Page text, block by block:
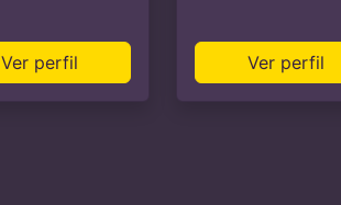
Ver perfil Ver perfil